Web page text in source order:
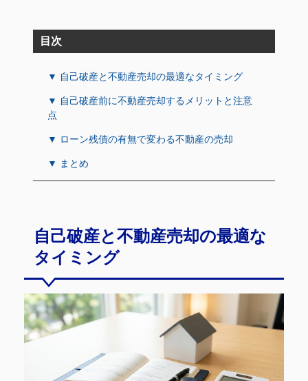
目次
▼ 自己破産と不動産売却の最適なタイミング
▼ 自己破産前に不動産売却するメリットと注意
点
▼ ローン残債の有無で変わる不動産の売却
▼ まとめ
自己破産と不動産売却の最適な
タイミング